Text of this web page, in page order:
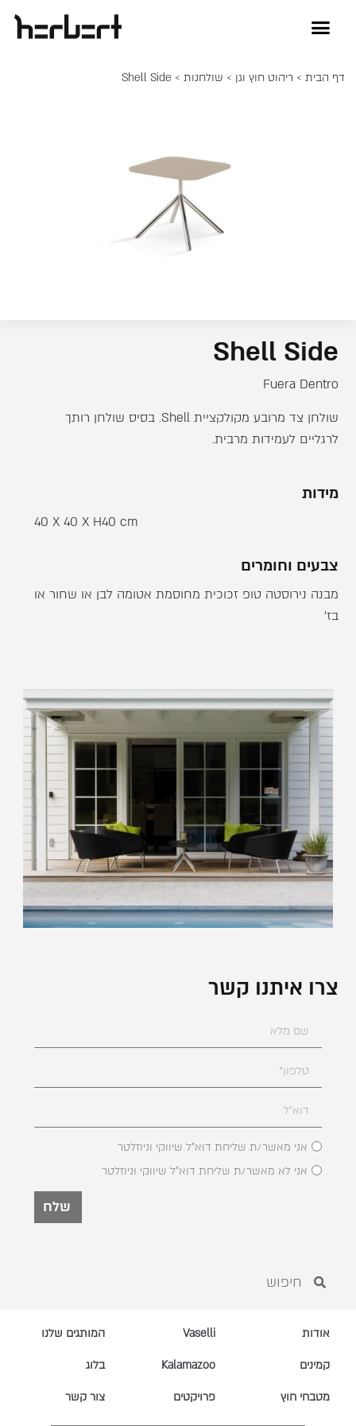
דף הבית > ריהוט חוץ וגן > שולחנות > Shell Side
Shell Side
Fuera Dentro
שולחן צד מרובע מקולקציית Shell. בסיס שולחן רותך
לרגליים לעמידות מרבית.
מידות
40 X 40 X H40 cm
צבעים וחומרים
מבנה נירוסטה טופ זכוכית מחוסמת אטומה לבן או שחור או
בז'
צרו איתנו קשר
אני מאשר/ת שליחת דוא"ל שיווקי וניוזלטר
אני לא מאשר/ת שליחת דוא"ל שיווקי וניוזלטר
שלח
אודות
קמינים
מטבחי חוץ
Vaselli
Kalamazoo
פרויקטים
המותגים שלנו
בלוג
צור קשר